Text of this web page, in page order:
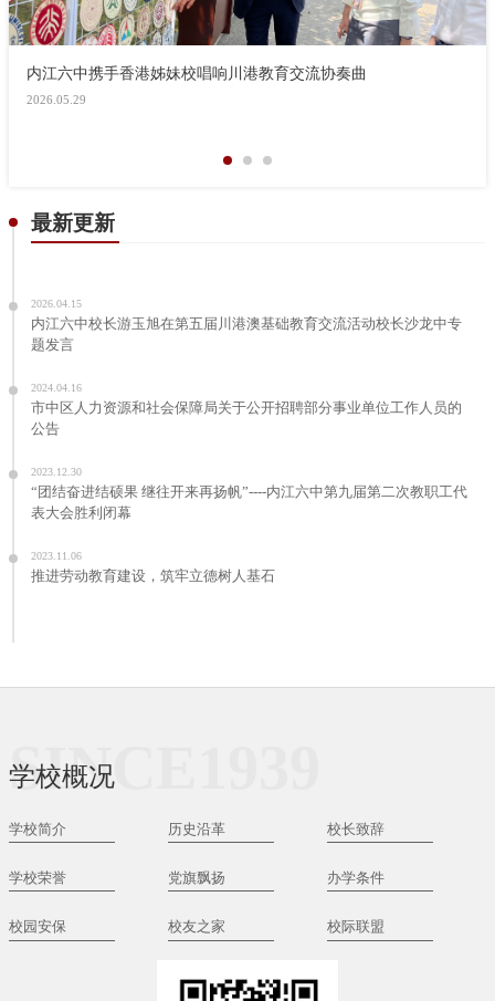
内江六中携手香港姊妹校唱响川港教育交流协奏曲
2026.05.29
最新更新
2026.04.15
内江六中校长游玉旭在第五届川港澳基础教育交流活动校长沙龙中专
题发言
2024.04.16
市中区人力资源和社会保障局关于公开招聘部分事业单位工作人员的
公告
2023.12.30
“团结奋进结硕果 继往开来再扬帆”----内江六中第九届第二次教职工代
表大会胜利闭幕
2023.11.06
推进劳动教育建设，筑牢立德树人基石
SINCE1939
学校概况
学校简介 历史沿革 校长致辞
学校荣誉 党旗飘扬 办学条件
校园安保 校友之家 校际联盟